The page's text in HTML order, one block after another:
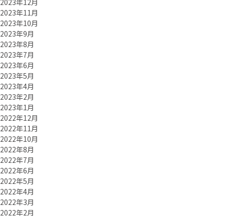
2023年12月
2023年11月
2023年10月
2023年9月
2023年8月
2023年7月
2023年6月
2023年5月
2023年4月
2023年2月
2023年1月
2022年12月
2022年11月
2022年10月
2022年8月
2022年7月
2022年6月
2022年5月
2022年4月
2022年3月
2022年2月